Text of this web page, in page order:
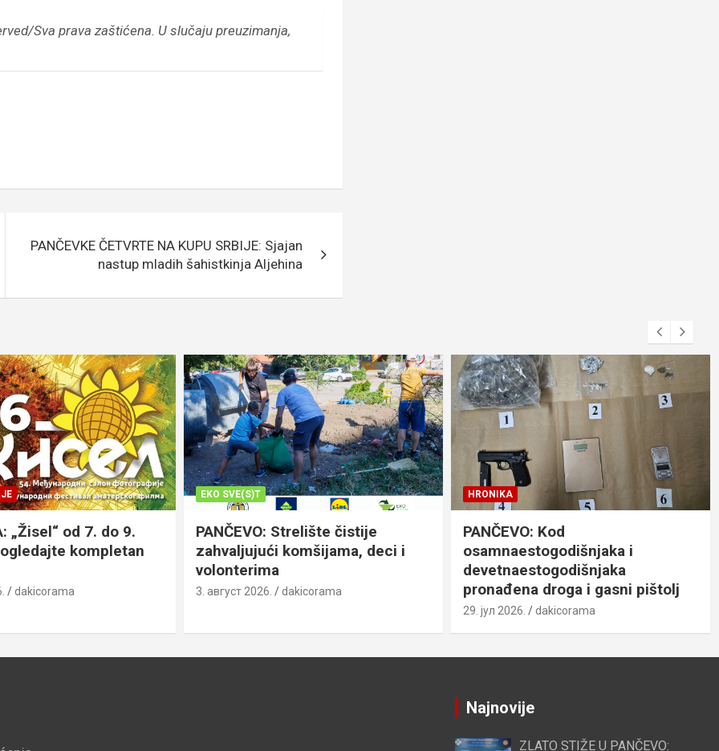
Sva prava zaštićena. U slučaju preuzimanja,
PANČEVKE ČETVRTE NA KUPU SRBIJE: Sjajan
nastup mladih šahistkinja Aljehina
„Žisel“ od 7. do 9.
kompletan
dakicorama
EKO SVE(S)T
PANČEVO: Strelište čistije
zahvaljujući komšijama, deci i
volonterima
3. август 2026. dakicorama
HRONIKA
PANČEVO: Kod
osamnaestogodišnjaka i
devetnaestogodišnjaka
pronađena droga i gasni pištolj
29. јул 2026. dakicorama
Najnovije
ZLATO STIŽE U PANČEVO: